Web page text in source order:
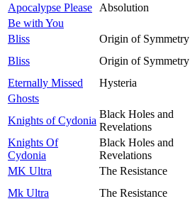
Apocalypse Please
Absolution
Be with You
Bliss
Origin of Symmetry
Bliss
Origin of Symmetry
Eternally Missed
Hysteria
Ghosts
Knights of Cydonia
Black Holes and
Revelations
Knights Of
Cydonia
Black Holes and
Revelations
MK Ultra
The Resistance
Mk Ultra
The Resistance